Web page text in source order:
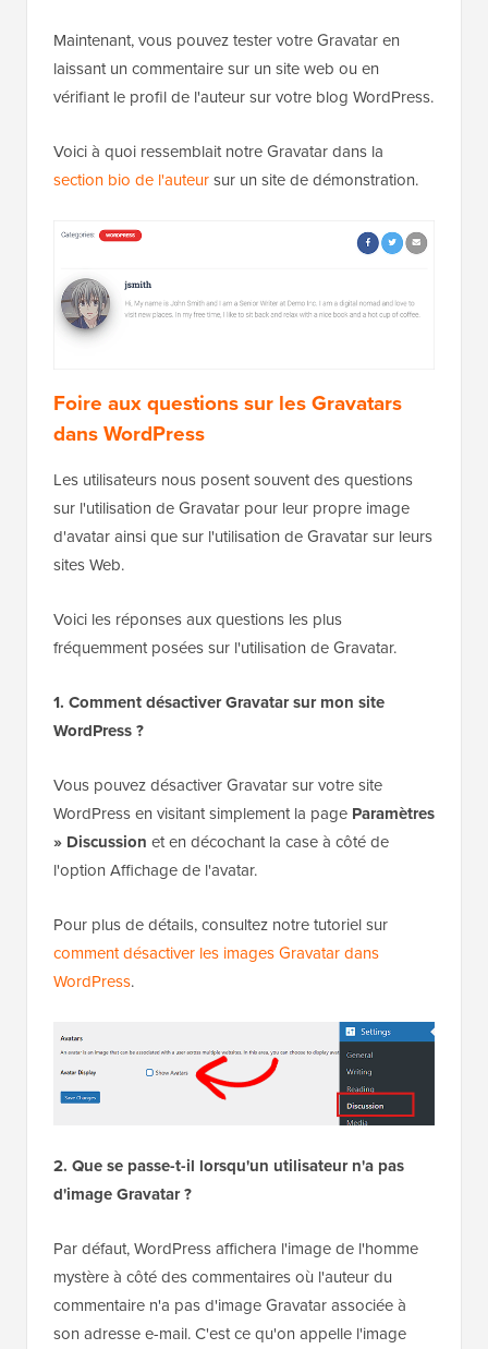
Maintenant, vous pouvez tester votre Gravatar en
laissant un commentaire sur un site web ou en
vérifiant le profil de l'auteur sur votre blog WordPress.
Voici à quoi ressemblait notre Gravatar dans la
section bio de l'auteursur un site de démonstration.
Foire aux questions sur les Gravatars
dans WordPress
Les utilisateurs nous posent souvent des questions
sur l'utilisation de Gravatar pour leur propre image
d'avatar ainsi que sur l'utilisation de Gravatar sur leurs
sites Web.
Voici les réponses aux questions les plus
fréquemment posées sur l'utilisation de Gravatar.
1. Comment désactiver Gravatar sur mon site
WordPress ?
Vous pouvez désactiver Gravatar sur votre site
WordPress en visitant simplement la page Paramètres
» Discussion et en décochant la case à côté de
l'option Affichage de l'avatar.
Pour plus de détails, consultez notre tutoriel sur
comment désactiver les images Gravatar dans
WordPress.
2. Que se passe-t-il lorsqu'un utilisateur n'a pas
d'image Gravatar ?
Par défaut, WordPress affichera l'image de l'homme
mystère à côté des commentaires où l'auteur du
commentaire n'a pas d'image Gravatar associée à
son adresse e-mail. C'est ce qu'on appelle l'image